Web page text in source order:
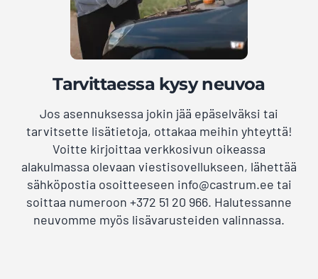
Tarvittaessa kysy neuvoa
Jos asennuksessa jokin jää epäselväksi tai
tarvitsette lisätietoja, ottakaa meihin yhteyttä!
Voitte kirjoittaa verkkosivun oikeassa
alakulmassa olevaan viestisovellukseen, lähettää
sähköpostia osoitteeseen info@castrum.ee tai
soittaa numeroon +372 51 20 966. Halutessanne
neuvomme myös lisävarusteiden valinnassa.